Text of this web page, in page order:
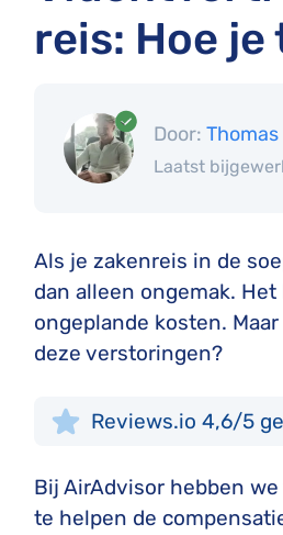
reis: Hoe
Door: Thomas
Laatst
Als je zakenreis in de
dan alleen ongemak.
ongeplande kosten.
deze verstoringen?
Reviews.io 4,6/5
Bij AirAdvisor hebben
te helpen de